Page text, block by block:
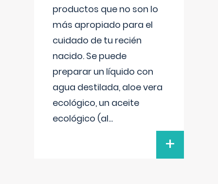
productos que no son lo
más apropiado para el
cuidado de tu recién
nacido. Se puede
preparar un líquido con
agua destilada, aloe vera
ecológico, un aceite
ecológico (al...
+